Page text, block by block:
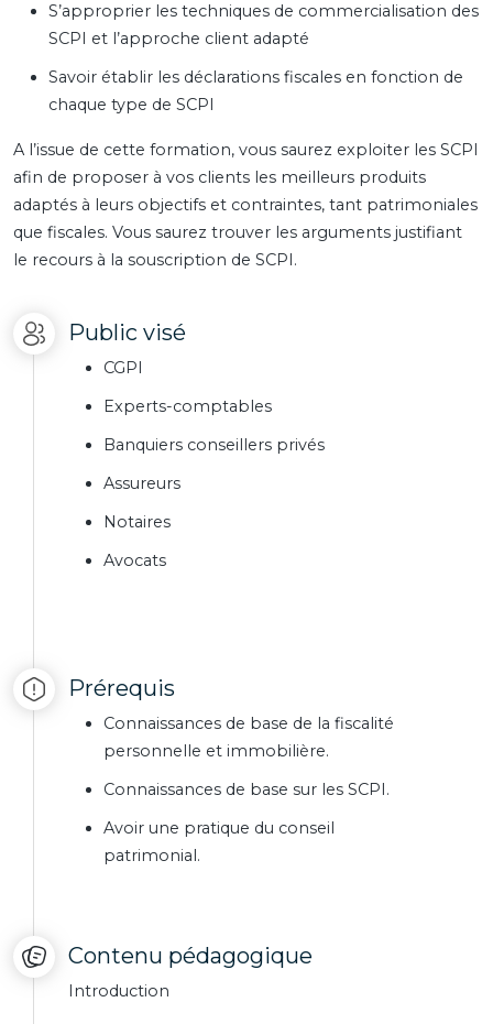
S’approprier les techniques de commercialisation des
SCPI et l’approche client adapté
Savoir établir les déclarations fiscales en fonction de
chaque type de SCPI
A l’issue de cette formation, vous saurez exploiter les SCPI
afin de proposer à vos clients les meilleurs produits
adaptés à leurs objectifs et contraintes, tant patrimoniales
que fiscales. Vous saurez trouver les arguments justifiant
le recours à la souscription de SCPI.
Public visé
CGPI
Experts-comptables
Banquiers conseillers privés
Assureurs
Notaires
Avocats
Prérequis
Connaissances de base de la fiscalité
personnelle et immobilière.
Connaissances de base sur les SCPI.
Avoir une pratique du conseil
patrimonial.
Contenu pédagogique
Introduction